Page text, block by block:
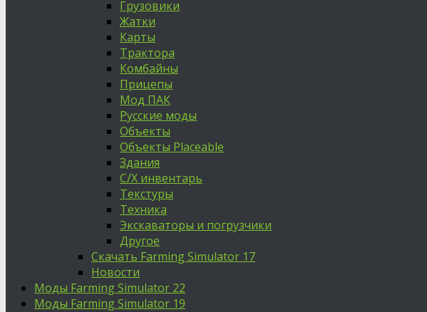
Грузовики
Жатки
Карты
Трактора
Комбайны
Прицепы
Мод ПАК
Русские моды
Объекты
Объекты Placeable
Здания
С/Х инвентарь
Текстуры
Техника
Экскаваторы и погрузчики
Другое
Скачать Farming Simulator 17
Новости
Моды Farming Simulator 22
Моды Farming Simulator 19